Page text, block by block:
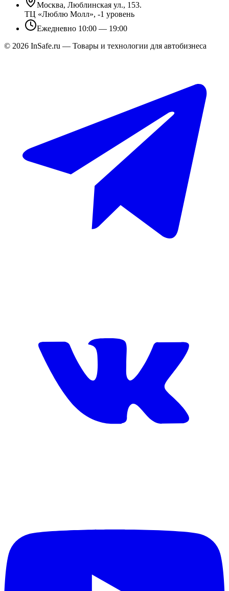
Москва, Люблинская ул., 153.
ТЦ «Люблю Молл», -1 уровень
Ежедневно 10:00 — 19:00
© 2026 InSafe.ru — Товары и технологии для автобизнеса